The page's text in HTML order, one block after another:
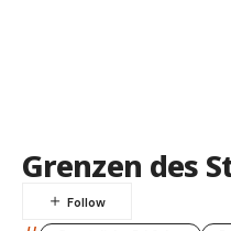
Grenzen des